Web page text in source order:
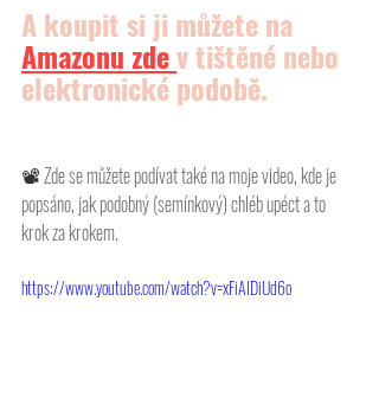
A koupit si ji můžete na
Amazonu zde v tištěné nebo
elektronické podobě.
📽 Zde se můžete podívat také na moje video, kde je
popsáno, jak podobný (semínkový) chléb upéct a to
krok za krokem.
https://www.youtube.com/watch?v=xFiAIDiUd6o